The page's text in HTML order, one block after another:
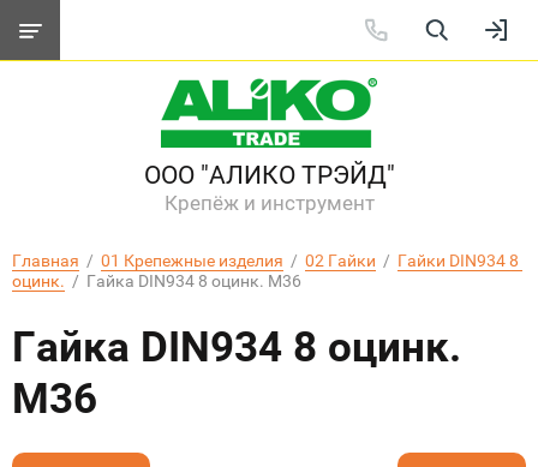
ООО "АЛИКО ТРЭЙД"
Крепёж и инструмент
Главная
  /
01 Крепежные изделия
  /
02 Гайки
  /
Гайки DIN934 8
оцинк.
  /  Гайка DIN934 8 оцинк. M36
Гайка DIN934 8 оцинк.
M36